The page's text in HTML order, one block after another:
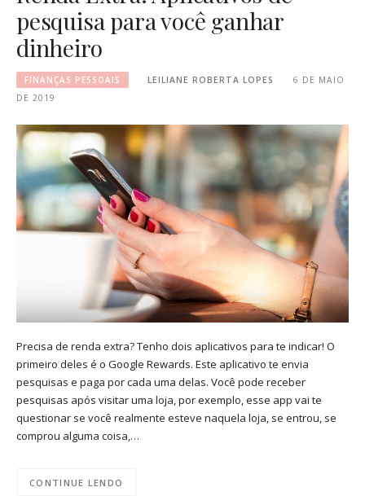
pesquisa para você ganhar
dinheiro
FINANÇAS PESSOAIS LEILIANE ROBERTA LOPES
6 DE MAIO
DE 2019
Precisa de renda extra? Tenho dois aplicativos para te indicar! O
primeiro deles é o Google Rewards. Este aplicativo te envia
pesquisas e paga por cada uma delas. Você pode receber
pesquisas após visitar uma loja, por exemplo, esse app vai te
questionar se você realmente esteve naquela loja, se entrou, se
comprou alguma coisa,…
CONTINUE LENDO